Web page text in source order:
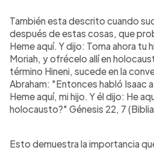
También esta descrito cuando
después de estas cosas, que
Heme aquí. Y dijo: Toma ahora tu
Moriah, y ofrécelo allí en
término Hineni, sucede en la
Abraham: "Entonces habló Isaac
Heme aquí, mi hijo. Y él dijo: He
holocausto?" Génesis 22, 7 (Biblia
Esto demuestra la importancia